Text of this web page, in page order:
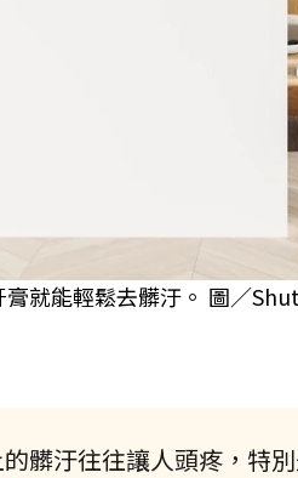
膏就能輕鬆去髒汙。 圖／
髒汙往往讓人頭疼，特